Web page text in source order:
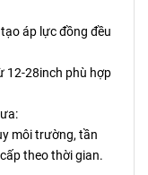
áp lực đồng đều
12-28inch phù hợp
môi trường, tần
theo thời gian.